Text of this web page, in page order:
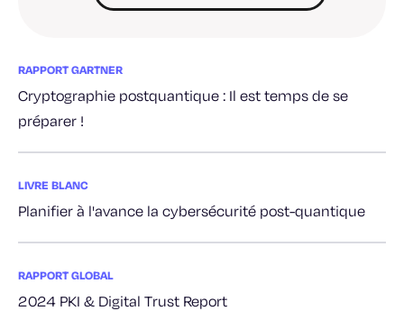
RAPPORT GARTNER
Cryptographie postquantique : Il est temps de se
préparer !
LIVRE BLANC
Planifier à l'avance la cybersécurité post-quantique
RAPPORT GLOBAL
2024 PKI & Digital Trust Report